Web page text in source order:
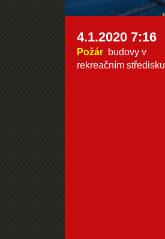
4.1.2020 7:16
Požár budovy v
rekreačním středisku